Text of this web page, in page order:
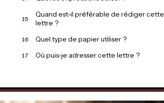
Quand est-il préférable de rédiger cette
lettre ?
Quel type de papier utiliser ?
Où puis-je adresser cette lettre ?